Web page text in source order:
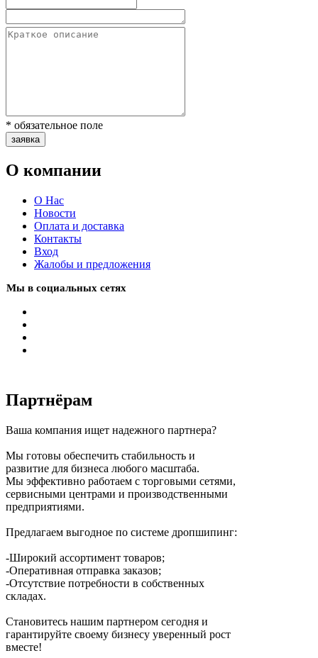
* обязательное поле
заявка
О компании
О Нас
Новости
Оплата и доставка
Контакты
Вход
Жалобы и предложения
Мы в социальных сетях
Партнёрам
Ваша компания ищет надежного партнера?
Мы готовы обеспечить стабильность и
развитие для бизнеса любого масштаба.
Мы эффективно работаем с торговыми сетями,
сервисными центрами и производственными
предприятиями.
Предлагаем выгодное по системе дропшипинг:
-Широкий ассортимент товаров;
-Оперативная отправка заказов;
-Отсутствие потребности в собственных
складах.
Становитесь нашим партнером сегодня и
гарантируйте своему бизнесу уверенный рост
вместе!